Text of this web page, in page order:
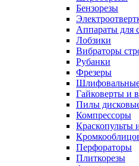
Бензорезы
Аппараты для
Лобзики
Вибраторы
Рубанки
Фрезеры
Гайковерты и
Пилы
Компрессоры
Краскопульты
Перфораторы
Плиткорезы